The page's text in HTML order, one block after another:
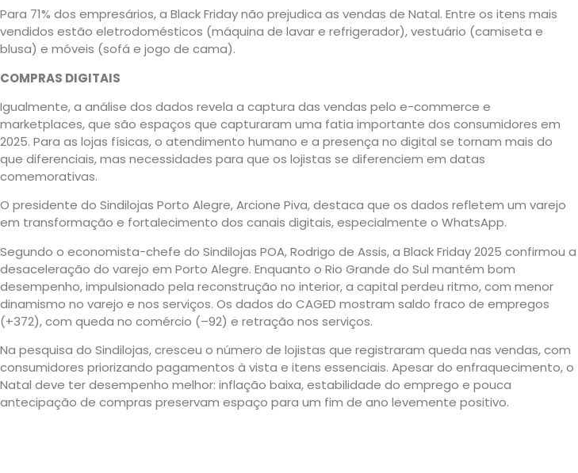
Para 71% dos empresários, a Black Friday não prejudica as vendas de Natal. Entre os itens mais
vendidos estão eletrodomésticos (máquina de lavar e refrigerador), vestuário (camiseta e
blusa) e móveis (sofá e jogo de cama).
COMPRAS DIGITAIS
Igualmente, a análise dos dados revela a captura das vendas pelo e-commerce e
marketplaces, que são espaços que capturaram uma fatia importante dos consumidores em
2025. Para as lojas físicas, o atendimento humano e a presença no digital se tornam mais do
que diferenciais, mas necessidades para que os lojistas se diferenciem em datas
comemorativas.
O presidente do Sindilojas Porto Alegre, Arcione Piva, destaca que os dados refletem um varejo
em transformação e fortalecimento dos canais digitais, especialmente o WhatsApp.
Segundo o economista-chefe do Sindilojas POA, Rodrigo de Assis, a Black Friday 2025 confirmou a
desaceleração do varejo em Porto Alegre. Enquanto o Rio Grande do Sul mantém bom
desempenho, impulsionado pela reconstrução no interior, a capital perdeu ritmo, com menor
dinamismo no varejo e nos serviços. Os dados do CAGED mostram saldo fraco de empregos
(+372), com queda no comércio (–92) e retração nos serviços.
Na pesquisa do Sindilojas, cresceu o número de lojistas que registraram queda nas vendas, com
consumidores priorizando pagamentos à vista e itens essenciais. Apesar do enfraquecimento, o
Natal deve ter desempenho melhor: inflação baixa, estabilidade do emprego e pouca
antecipação de compras preservam espaço para um fim de ano levemente positivo.